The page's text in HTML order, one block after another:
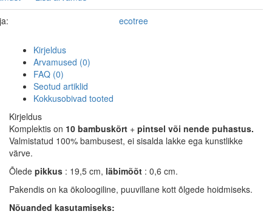
ecotree
Kirjeldus
Arvamused (0)
FAQ (0)
Seotud artiklid
Kokkusobivad tooted
Kirjeldus
Komplektis on 10 bambuskõrt + pintsel või nende puhastus.
Valmistatud 100% bambusest, ei sisalda lakke ega kunstlikke
värve.
Õlede pikkus : 19,5 cm, läbimõõt : 0,6 cm.
Pakendis on ka ökoloogiline, puuvillane kott õlgede hoidmiseks.
Nõuanded kasutamiseks: